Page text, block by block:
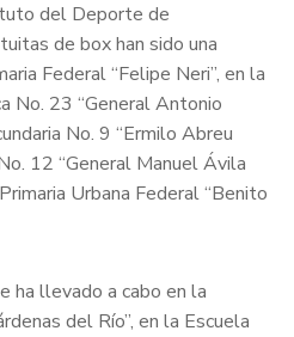
del Deporte de
de box han sido una
Federal “Felipe Neri”, en la
No. 23 “General Antonio
No. 9 “Ermilo Abreu
12 “General Manuel Ávila
Urbana Federal “Benito
ha llevado a cabo en la
del Río”, en la Escuela